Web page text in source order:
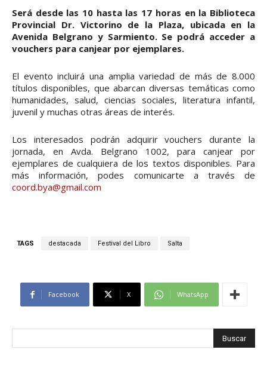
Será desde las 10 hasta las 17 horas en la Biblioteca
Provincial Dr. Victorino de la Plaza, ubicada en la
Avenida Belgrano y Sarmiento. Se podrá acceder a
vouchers para canjear por ejemplares.
El evento incluirá una amplia variedad de más de 8.000
títulos disponibles, que abarcan diversas temáticas como
humanidades, salud, ciencias sociales, literatura infantil,
juvenil y muchas otras áreas de interés.
Los interesados podrán adquirir vouchers durante la
jornada, en Avda. Belgrano 1002, para canjear por
ejemplares de cualquiera de los textos disponibles. Para
más información, podes comunicarte a través de
coord.bya@gmail.com
TAGS destacada Festival del Libro Salta
Facebook X WhatsApp